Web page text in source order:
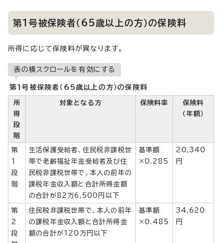
第1号被保険者（65歳以上の方）の保険料
所得に応じて保険料が異なります。
表の横スクロールを有効にする
第1号被保険者（65歳以上の方）の保険料
所
得
段
階
対象となる方 保険料率
保険料
（年額）
第
1
段
階
生活保護受給者、住民税非課税世
帯で老齢福祉年金受給者及び住
民税非課税世帯で、本人の前年の
課税年金収入額と合計所得金額
の合計が82万6,500円以下
基準額
×0.285
20,340
円
第
2
段
住民税非課税世帯で、本人の前年
の課税年金収入額と合計所得金
額の合計が120万円以下
基準額
×0.485
34,620
円